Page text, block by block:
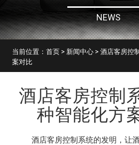
NEWS
当前位置： 首页 > 新闻中心 > 酒店客房控
案对比
酒店客房控制
种智能化方
酒店客房控制系统的发明，让